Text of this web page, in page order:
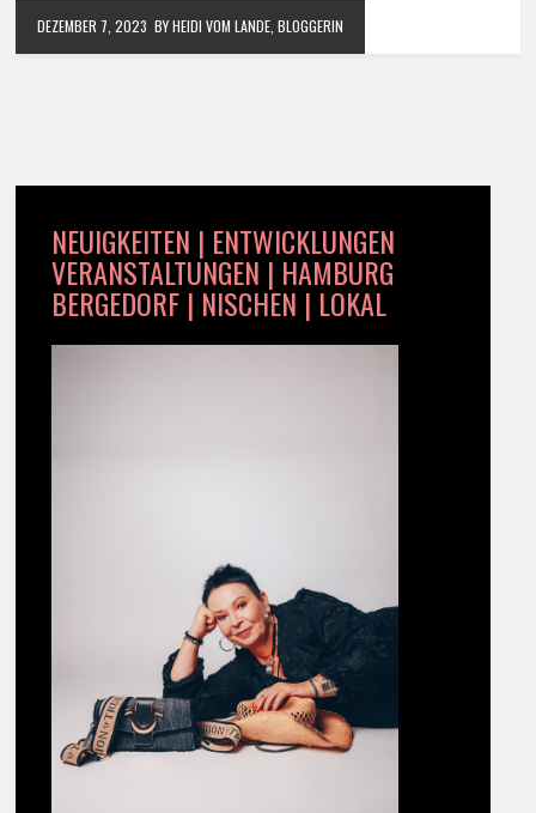
DEZEMBER 7, 2023 BY HEIDI VOM LANDE, BLOGGERIN
NEUIGKEITEN | ENTWICKLUNGEN
VERANSTALTUNGEN | HAMBURG
BERGEDORF | NISCHEN | LOKAL